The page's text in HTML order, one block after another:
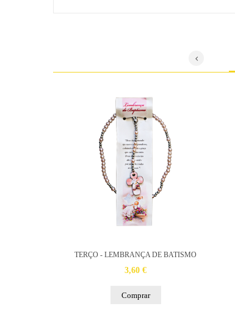
TERÇO - LEMBRANÇA DE BATISMO
3,60 €
Comprar